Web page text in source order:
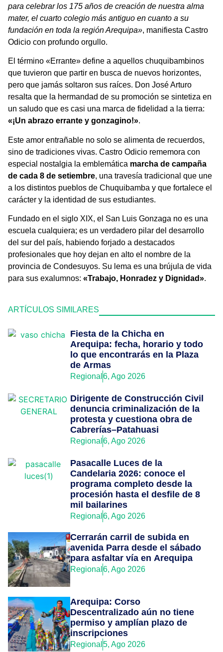
ARTÍCULOS SIMILARES
Fiesta de la Chicha en
Arequipa: fecha, horario y todo
lo que encontrarás en la Plaza
de Armas
Regional 6, Ago 2026
Dirigente de Construcción Civil
denuncia criminalización de la
protesta y cuestiona obra de
Cabrerías–Patahuasi
Regional 6, Ago 2026
Pasacalle Luces de la
Candelaria 2026: conoce el
programa completo desde la
procesión hasta el desfile de 8
mil bailarines
Regional 6, Ago 2026
Cerrarán carril de subida en
avenida Parra desde el sábado
para asfaltar vía en Arequipa
Regional 6, Ago 2026
Arequipa: Corso
Descentralizado aún no tiene
permiso y amplían plazo de
inscripciones
Regional 5, Ago 2026
para celebrar los 175 años de creación de nuestra alma
mater, el cuarto colegio más antiguo en cuanto a su
fundación en toda la región Arequipa», manifiesta Castro
Odicio con profundo orgullo.
El término «Errante» define a aquellos chuquibambinos
que tuvieron que partir en busca de nuevos horizontes,
pero que jamás soltaron sus raíces. Don José Arturo
resalta que la hermandad de su promoción se sintetiza en
un saludo que es casi una marca de fidelidad a la tierra:
«¡Un abrazo errante y gonzagino!».
Este amor entrañable no solo se alimenta de recuerdos,
sino de tradiciones vivas. Castro Odicio rememora con
especial nostalgia la emblemática marcha de campaña
de cada 8 de setiembre, una travesía tradicional que une
a los distintos pueblos de Chuquibamba y que fortalece el
carácter y la identidad de sus estudiantes.
Fundado en el siglo XIX, el San Luis Gonzaga no es una
escuela cualquiera; es un verdadero pilar del desarrollo
del sur del país, habiendo forjado a destacados
profesionales que hoy dejan en alto el nombre de la
provincia de Condesuyos. Su lema es una brújula de vida
para sus exalumnos: «Trabajo, Honradez y Dignidad».